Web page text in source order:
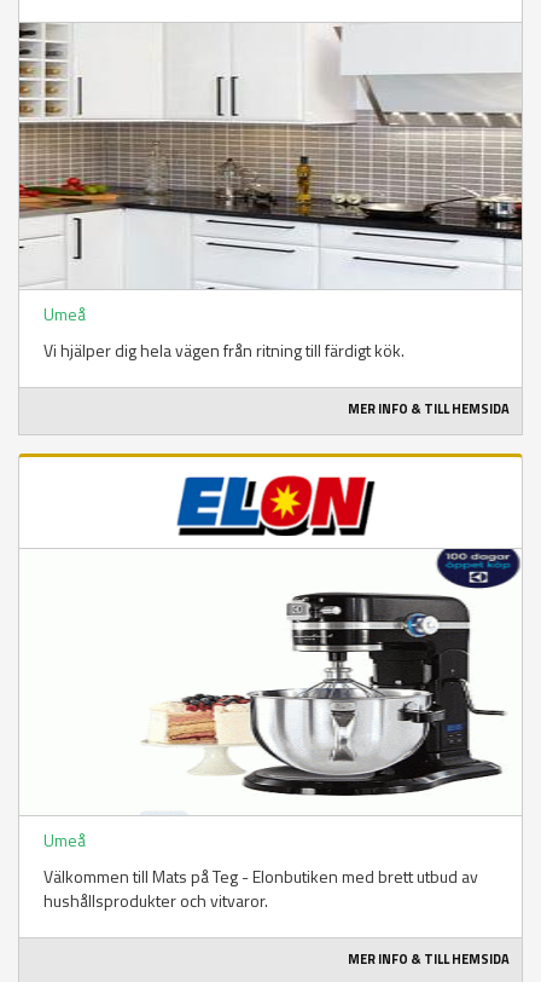
Umeå
Vi hjälper dig hela vägen från ritning till färdigt kök.
MER INFO & TILL HEMSIDA
Umeå
Välkommen till Mats på Teg - Elonbutiken med brett utbud av
hushållsprodukter och vitvaror.
MER INFO & TILL HEMSIDA